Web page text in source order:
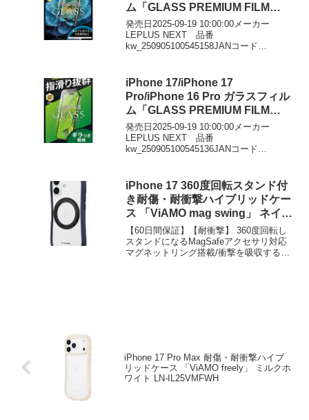
ム「GLASS PREMIUM FILM
Lite」 高透過 約92％ ブルーライ
トカット LN-IP25FGLBC
発売日2025-09-19 10:00:00メーカー
LEPLUS NEXT 品番
kw_250905100545158JANコード
iPhone 17/iPhone 17
Pro/iPhone 16 Pro ガラスフィル
ム「GLASS PREMIUM FILM
Lite」 反射防止 LN-IM25FGLM
発売日2025-09-19 10:00:00メーカー
LEPLUS NEXT 品番
kw_250905100545136JANコード
iPhone 17 360度回転スタンド付
き耐傷・耐衝撃ハイブリッドケー
ス 「ViAMO mag swing」 ネイビ
ー LN-IM25VMMSNV
【60日間保証】【耐衝撃】 360度回転し
スタンドになるMagSafeアクセサリ対応
マグネットリング搭載/衝撃を吸収する
iPhone 17 Pro Max 耐傷・耐衝撃ハイブ
リッドケース 「ViAMO freely」 ミルクホ
ワイト LN-IL25VMFWH